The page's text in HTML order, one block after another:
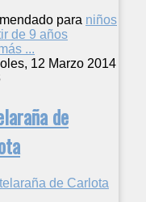
para niños
de 9 años
...
12 Marzo 2014
de